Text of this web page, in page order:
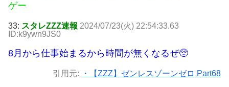
ゲー
33: スタレZZZ速報 2024/07/23(火) 22:54:33.63
ID:k9ywn9JS0
8月から仕事始まるから時間が無くなるぜ🥺
引用元: ・【ZZZ】ゼンレスゾーンゼロ Part68